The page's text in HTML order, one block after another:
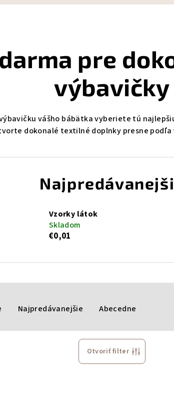
pre
výbavičky
vášho bábätka vyberiete tú
dokonalé textilné doplnky presne podľa
Vzorky látok
Skladom
€0,01
Najpredávanejšie Abecedne
Otvoriť filter